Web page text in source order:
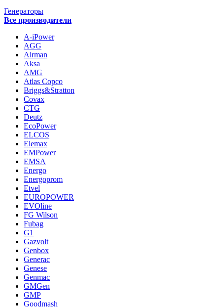
Генераторы
Все производители
A-iPower
AGG
Airman
Aksa
AMG
Atlas Copco
Briggs&Stratton
Covax
CTG
Deutz
EcoPower
ELCOS
Elemax
EMPower
EMSA
Energo
Energoprom
Etvel
EUROPOWER
EVOline
FG Wilson
Fubag
G1
Gazvolt
Genbox
Generac
Genese
Genmac
GMGen
GMP
Goodmash